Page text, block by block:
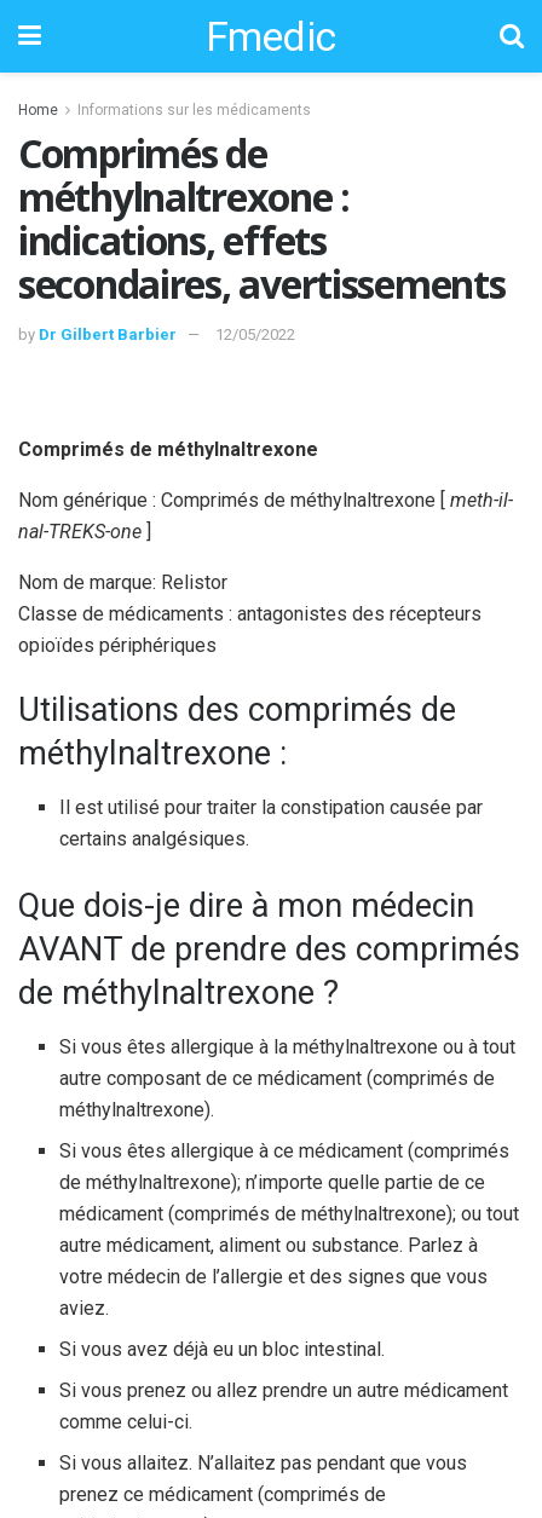
Fmedic
Home Informations sur les médicaments
Comprimés de
méthylnaltrexone :
indications, effets
secondaires, avertissements
by Dr Gilbert Barbier 12/05/2022
Comprimés de méthylnaltrexone
Nom générique : Comprimés de méthylnaltrexone [ meth-il-
nal-TREKS-one ]
Nom de marque: Relistor
Classe de médicaments : antagonistes des récepteurs
opioïdes périphériques
Utilisations des comprimés de
méthylnaltrexone :
Il est utilisé pour traiter la constipation causée par
certains analgésiques.
Que dois-je dire à mon médecin
AVANT de prendre des comprimés
de méthylnaltrexone ?
Si vous êtes allergique à la méthylnaltrexone ou à tout
autre composant de ce médicament (comprimés de
méthylnaltrexone).
Si vous êtes allergique à ce médicament (comprimés
de méthylnaltrexone); n’importe quelle partie de ce
médicament (comprimés de méthylnaltrexone); ou tout
autre médicament, aliment ou substance. Parlez à
votre médecin de l’allergie et des signes que vous
aviez.
Si vous avez déjà eu un bloc intestinal.
Si vous prenez ou allez prendre un autre médicament
comme celui-ci.
Si vous allaitez. N’allaitez pas pendant que vous
prenez ce médicament (comprimés de